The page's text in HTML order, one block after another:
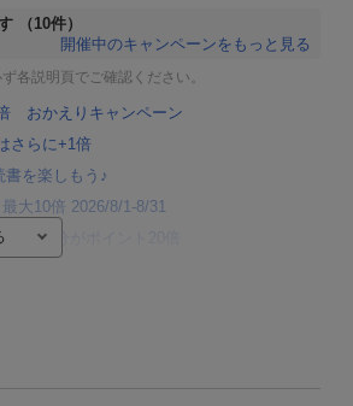
（10件）
開催中のキャンペーンをもっと見る
各説明頁でご確認ください。
おかえりキャンペーン
さらに+1倍
書を楽しもう♪
大10倍 2026/8/1-8/31
購入分がポイント20倍